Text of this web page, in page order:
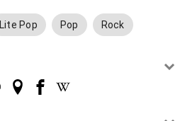
Lite Pop Pop Rock